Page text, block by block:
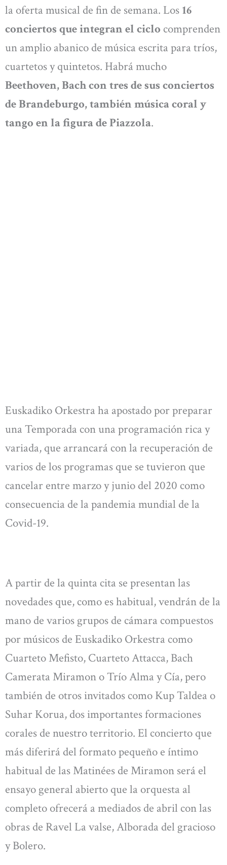
la oferta musical de fin de semana. Los 16
conciertos que integran el ciclo comprenden
un amplio abanico de música escrita para tríos,
cuartetos y quintetos. Habrá mucho
Beethoven, Bach con tres de sus conciertos
de Brandeburgo, también música coral y
tango en la figura de Piazzola.
Euskadiko Orkestra ha apostado por preparar
una Temporada con una programación rica y
variada, que arrancará con la recuperación de
varios de los programas que se tuvieron que
cancelar entre marzo y junio del 2020 como
consecuencia de la pandemia mundial de la
Covid-19.
A partir de la quinta cita se presentan las
novedades que, como es habitual, vendrán de la
mano de varios grupos de cámara compuestos
por músicos de Euskadiko Orkestra como
Cuarteto Mefisto, Cuarteto Attacca, Bach
Camerata Miramon o Trío Alma y Cía, pero
también de otros invitados como Kup Taldea o
Suhar Korua, dos importantes formaciones
corales de nuestro territorio. El concierto que
más diferirá del formato pequeño e íntimo
habitual de las Matinées de Miramon será el
ensayo general abierto que la orquesta al
completo ofrecerá a mediados de abril con las
obras de Ravel La valse, Alborada del gracioso
y Bolero.